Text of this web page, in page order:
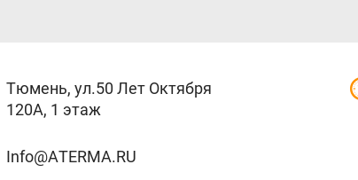
Тюмень, ул.50 Лет Октября
120А, 1 этаж
Info@ATERMA.RU